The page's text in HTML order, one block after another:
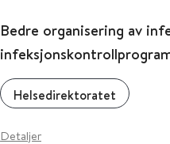
Bedre organisering av
Helsedirektoratet
Detaljer